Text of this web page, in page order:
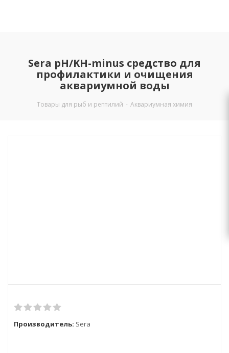
Sera pH/KH-minus средство для
профилактики и очищения
аквариумной воды
Товары для рыб и рептилий - Аквариумная химия
Производитель: Sera